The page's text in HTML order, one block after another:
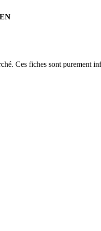
Ces fiches sont purement